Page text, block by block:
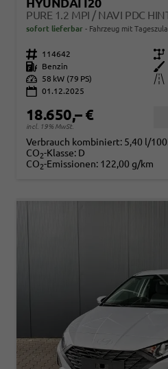
HYUNDAI I20
sofort lieferbar Fahrzeug mit
Fahrzeugnr. 114642 Getriebe
Kraftstoff
Benzin Außenfarbe
Leistung
58 kW (79 PS) Kilometerstand
01.12.2025
18.650,– €
incl. 19% MwSt.
Verbrauch kombiniert: 5,40 l/
CO2-Klasse: D
CO2-Emissionen: 122,00 g/km